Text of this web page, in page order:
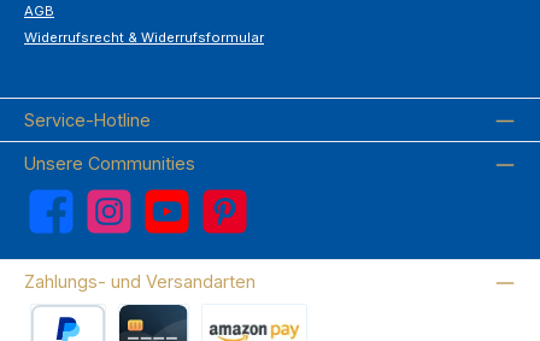
AGB
Widerrufsrecht & Widerrufsformular
Service-Hotline
Unsere Communities
Facebook Instagram YouTube Pinterest
Zahlungs- und Versandarten